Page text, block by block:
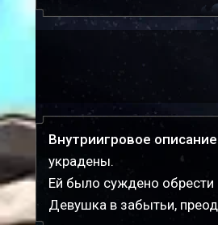
Внутриигровое
украдены.
Ей было суждено
Девушка в забытьи,